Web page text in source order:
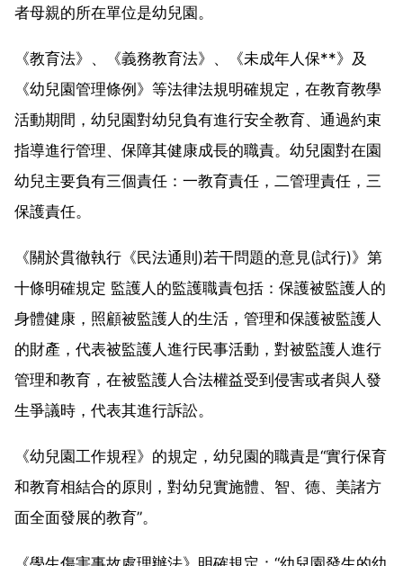
者母親的所在單位是幼兒園。
《教育法》、《義務教育法》、《未成年人保**》及
《幼兒園管理條例》等法律法規明確規定，在教育教學
活動期間，幼兒園對幼兒負有進行安全教育、通過約束
指導進行管理、保障其健康成長的職責。幼兒園對在園
幼兒主要負有三個責任：一教育責任，二管理責任，三
保護責任。
《關於貫徹執行《民法通則)若干問題的意見(試行)》第
十條明確規定 監護人的監護職責包括：保護被監護人的
身體健康，照顧被監護人的生活，管理和保護被監護人
的財產，代表被監護人進行民事活動，對被監護人進行
管理和教育，在被監護人合法權益受到侵害或者與人發
生爭議時，代表其進行訴訟。
《幼兒園工作規程》的規定，幼兒園的職責是“實行保育
和教育相結合的原則，對幼兒實施體、智、德、美諸方
面全面發展的教育”。